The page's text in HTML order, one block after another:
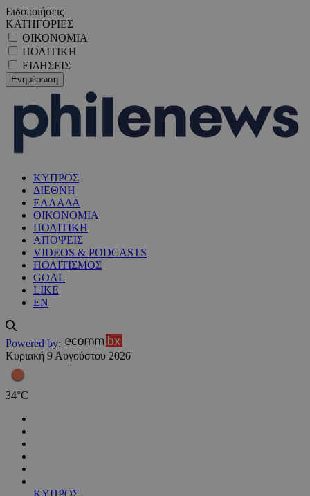
Ειδοποιήσεις
ΚΑΤΗΓΟΡΙΕΣ
ΟΙΚΟΝΟΜΙΑ
ΠΟΛΙΤΙΚΗ
ΕΙΔΗΣΕΙΣ
ΚΥΠΡΟΣ
ΔΙΕΘΝΗ
ΕΛΛΑΔΑ
ΟΙΚΟΝΟΜΙΑ
ΠΟΛΙΤΙΚΗ
ΑΠΟΨΕΙΣ
VIDEOS & PODCASTS
ΠΟΛΙΤΙΣΜΟΣ
GOAL
LIKE
EN
Powered by:
Κυριακή 9 Αυγούστου 2026
34°C